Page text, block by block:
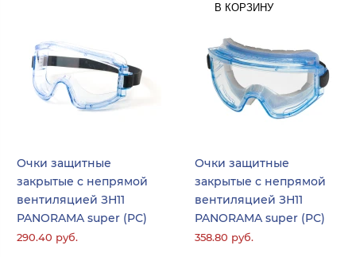
В КОРЗИНУ
Очки защитные
закрытые с непрямой
вентиляцией ЗН11
PANORAMA super (PС)
290.40 руб.
Очки защитные
закрытые с непрямой
вентиляцией ЗН11
PANORAMA super (PС)
358.80 руб.